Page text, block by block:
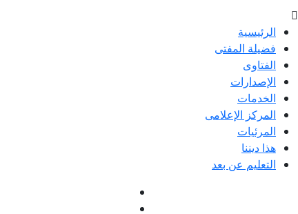
الرئيسية
فضيلة المفتى
الفتاوى
الإصدارات
الخدمات
المركز الإعلامى
المرئيات
هذا ديننا
التعليم عن بعد